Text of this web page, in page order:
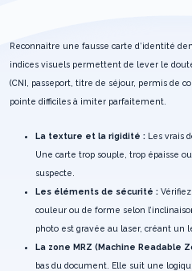
Reconnaitre une fausse carte d’identité
indices visuels permettent de lever le
(CNI, passeport, titre de séjour, permis de
pointe difficiles à imiter parfaitement.
La texture et la rigidité : Les vrais
Une carte trop souple, trop épaisse
suspecte.
Les éléments de sécurité :
couleur ou de forme selon
photo est gravée au laser, créant un
La zone MRZ (Machine Readable
bas du document. Elle suit une